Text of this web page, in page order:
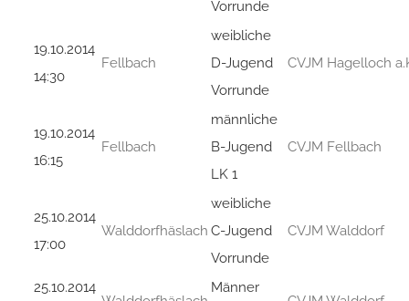
Vorrunde
19.10.2014
14:30
Fellbach
weibliche
D-Jugend
Vorrunde
CVJM Hagelloch
19.10.2014
16:15
Fellbach
männliche
B-Jugend
LK 1
CVJM Fellbach
25.10.2014
17:00
Walddorfhäslach
weibliche
C-Jugend
Vorrunde
CVJM Walddorf
25.10.2014
Männer